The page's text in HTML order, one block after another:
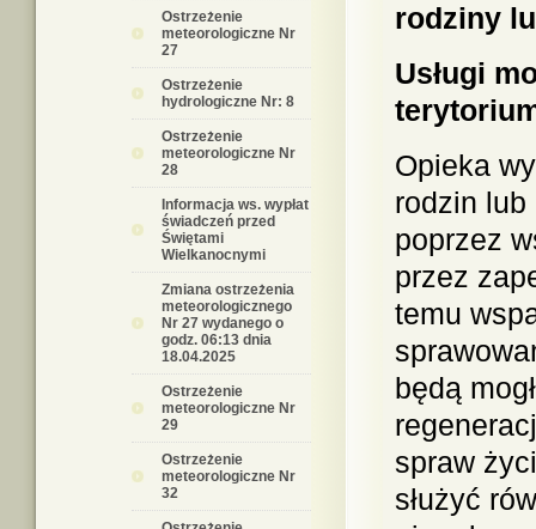
Ostrzeżenie
meteorologiczne Nr
27
Ostrzeżenie
hydrologiczne Nr: 8
Ostrzeżenie
meteorologiczne Nr
28
Informacja ws. wypłat
świadczeń przed
Świętami
Wielkanocnymi
Zmiana ostrzeżenia
meteorologicznego
Nr 27 wydanego o
godz. 06:13 dnia
18.04.2025
Ostrzeżenie
meteorologiczne Nr
29
Ostrzeżenie
meteorologiczne Nr
32
rodziny
Usługi
Opieka
rodzin lub
poprzez
przez
temu
będą
spraw
służyć